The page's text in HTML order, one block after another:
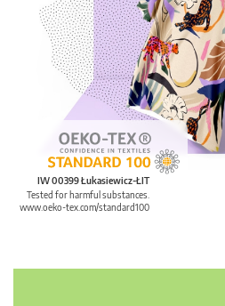
IW 00399 Łukasiewicz-ŁIT
Tested for harmful substances.
www.oeko-tex.com/standard100